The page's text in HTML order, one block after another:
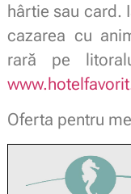
hârtie sau card.
cazarea cu
rară pe
Oferta pentru